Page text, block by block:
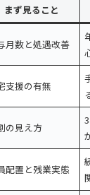
まず見ること
月数と処遇改善
支援の有無
の見え方
配置と残業実態